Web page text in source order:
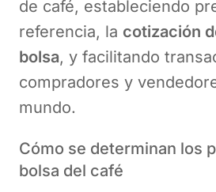
de café, estableciendo
referencia, la cotización
bolsa, y facilitando
compradores y
mundo.
Cómo se determinan los
bolsa del café